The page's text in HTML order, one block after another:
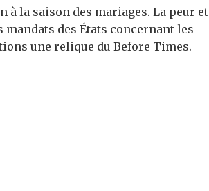
la saison des mariages. La peur et
des États concernant les
une relique du Before Times.